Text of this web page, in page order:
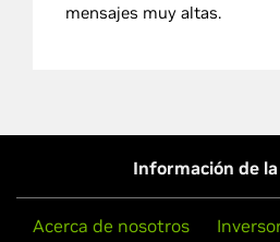
mensajes muy altas.
Información de
Acerca de nosotros